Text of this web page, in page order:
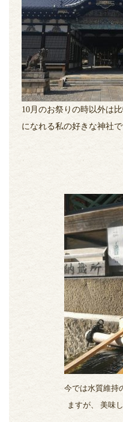
10月のお祭りの時以外は
になれる私の好きな神社で
今では水質維持
ますが、 美味